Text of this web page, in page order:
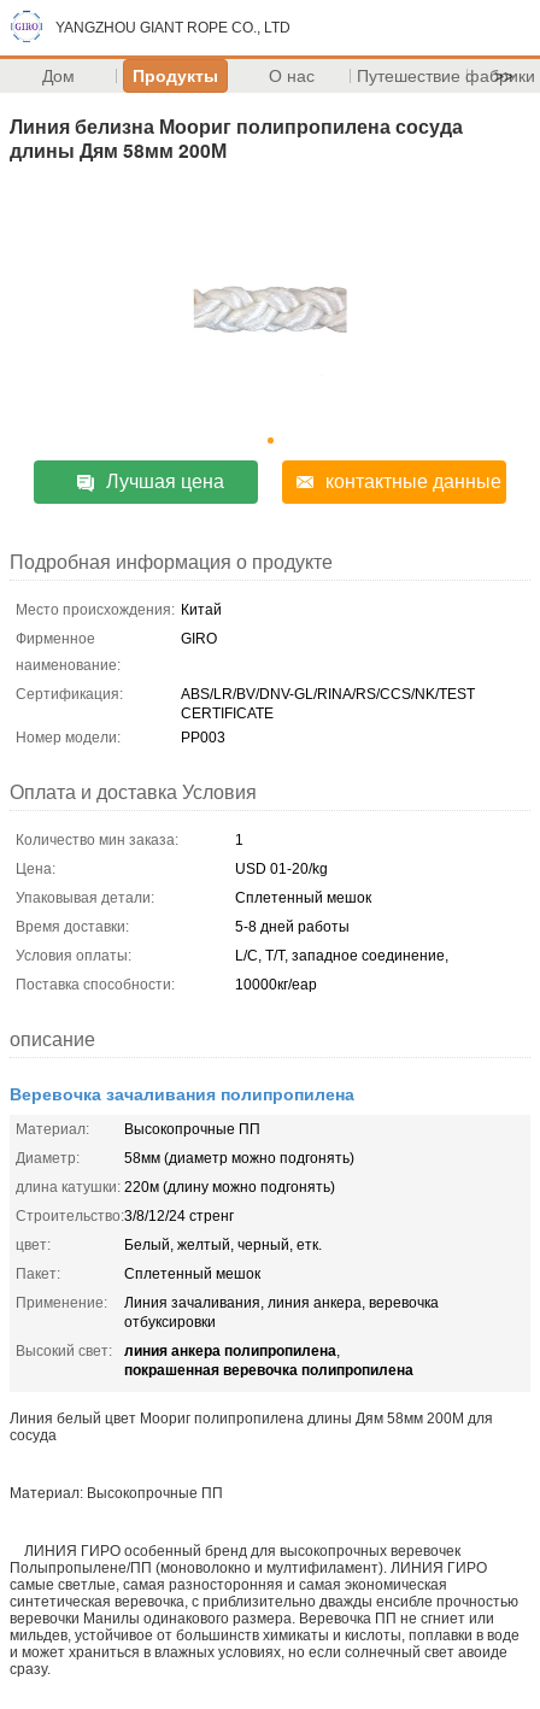
YANGZHOU GIANT ROPE CO., LTD
Дом Продукты О нас Путешествие фабрики
>>
Линия белизна Моориг полипропилена сосуда
длины Дям 58мм 200М
Лучшая цена контактные данные
Подробная информация о продукте
Место происхождения: Китай
Фирменное
наименование:
GIRO
Сертификация:
ABS/LR/BV/DNV-GL/RINA/RS/CCS/NK/TEST
CERTIFICATE
Номер модели:
PP003
Оплата и доставка Условия
Количество мин заказа:
1
Цена:
USD 01-20/kg
Упаковывая детали:
Сплетенный мешок
Время доставки:
5-8 дней работы
Условия оплаты:
L/C, T/T, западное соединение,
Поставка способности:
10000кг/еар
описание
Веревочка зачаливания полипропилена
Материал:
Высокопрочные ПП
Диаметр:
58мм (диаметр можно подгонять)
длина катушки: 220м (длину можно подгонять)
Строительство:3/8/12/24 стренг
цвет:
Белый, желтый, черный, етк.
Пакет:
Сплетенный мешок
Применение:
Линия зачаливания, линия анкера, веревочка
отбуксировки
Высокий свет:
линия анкера полипропилена,
покрашенная веревочка полипропилена
Линия белый цвет Моориг полипропилена длины Дям 58мм 200М для
сосуда
Материал: Высокопрочные ПП
ЛИНИЯ ГИРО особенный бренд для высокопрочных веревочек
Полыпропылене/ПП (моноволокно и мултифиламент). ЛИНИЯ ГИРО
самые светлые, самая разносторонняя и самая экономическая
синтетическая веревочка, с приблизительно дважды енсибле прочностью
веревочки Манилы одинакового размера. Веревочка ПП не сгниет или
мильдев, устойчивое от большинств химикаты и кислоты, поплавки в воде
и может храниться в влажных условиях, но если солнечный свет авоиде
сразу.